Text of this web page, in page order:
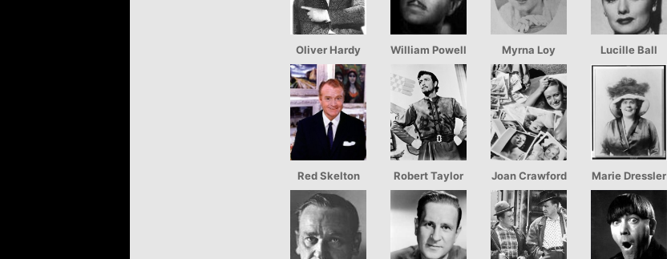
Oliver Hardy William Powell Myrna Loy Lucille Ball
Red Skelton Robert Taylor Joan Crawford Marie Dressler